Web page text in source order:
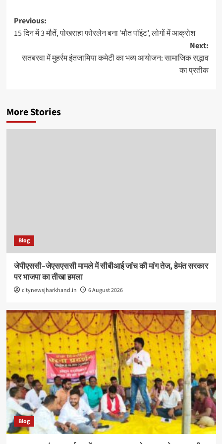
Post
navigation
Previous:
15 दिन में 3 मौतें, पोखराहा फोरलेन बना ‘मौत पॉइंट’, लोगों में आक्रोश
Next:
सतबरवा में मुहर्रम इंतजामिया कमेटी का भव्य आयोजन: सामाजिक सद्भाव
का प्रतीक
More Stories
Blog
जेपीएससी–जेएसएससी मामले में सीबीआई जांच की मांग तेज, हेमंत सरकार
पर भाजपा का तीखा हमला
citynewsjharkhand.in 6 August 2026
Blog